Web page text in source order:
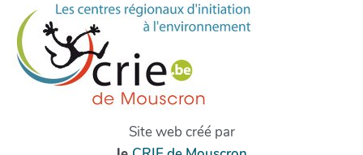
Site web créé par